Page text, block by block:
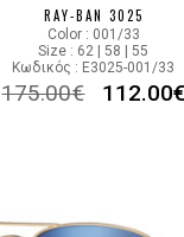
RAY-BAN 3025
Color : 001/33
Size : 62 | 58 | 55
Κωδικός : E3025-001/33
175.00€ 112.00€